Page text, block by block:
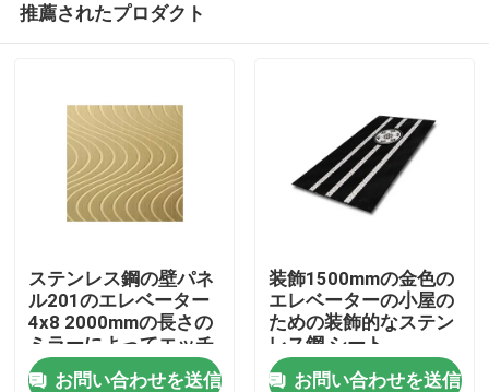
ホーム
推薦されたプロダクト
ステンレス鋼の壁パネ
ル201のエレベーター
4x8 2000mmの長さの
ミラーによってエッチ
ングされる版
お問い合わせを送信
装飾1500mmの金色の
エレベーターの小屋の
ための装飾的なステン
レス鋼 シート
お問い合わせを送信